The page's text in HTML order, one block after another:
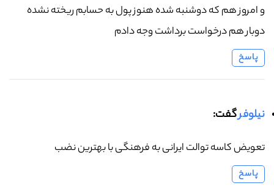
و امروز هم که دوشنبه شده هنوز پول به حسابم ریخته نشده
دوبار هم درخواست برداشت وجه دادم
پاسخ
نیلوفرگفت:
تعویض کاسه توالت ایرانی به فرهنگی با بهترین نضب
پاسخ